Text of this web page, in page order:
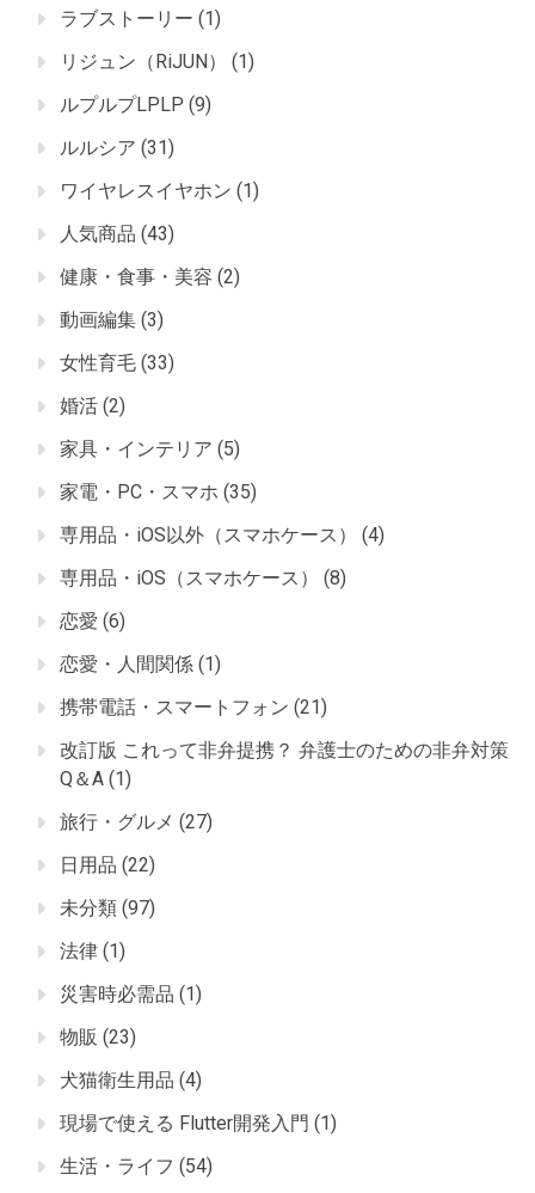
ラブストーリー (1)
リジュン（RiJUN）
(1)
ルプルプLPLP (9)
ルルシア (31)
ワイヤレスイヤホン (1)
人気商品 (43)
健康・食事・美容 (2)
動画編集 (3)
女性育毛 (33)
婚活 (2)
家具・インテリア (5)
家電・PC・スマホ (35)
専用品・iOS以外（スマホケース）
(4)
専用品・iOS（スマホケース）
(8)
恋愛 (6)
恋愛・人間関係 (1)
携帯電話・スマートフォン (21)
改訂版 これって非弁提携？ 弁護士のための非弁対策
Q＆A (1)
旅行・グルメ (27)
日用品 (22)
未分類 (97)
法律 (1)
災害時必需品 (1)
物販 (23)
犬猫衛生用品 (4)
現場で使える Flutter開発入門 (1)
生活・ライフ (54)